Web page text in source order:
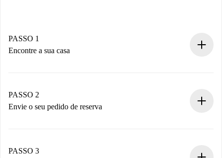
PASSO 1
Encontre a sua casa
Você tem todas as informações necessárias
antecipadamente.
PASSO 2
Envie o seu pedido de reserva
Não cobramos nada até que o proprietário confirme.
PASSO 3